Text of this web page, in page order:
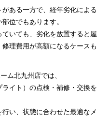
ある一方で、経年劣化による
位でもあります。
ていても、劣化を放置すると屋
理費用が高額になるケースも
ム北九州店では、
イト）の点検・補修・交換を
い、状態に合わせた最適なメ